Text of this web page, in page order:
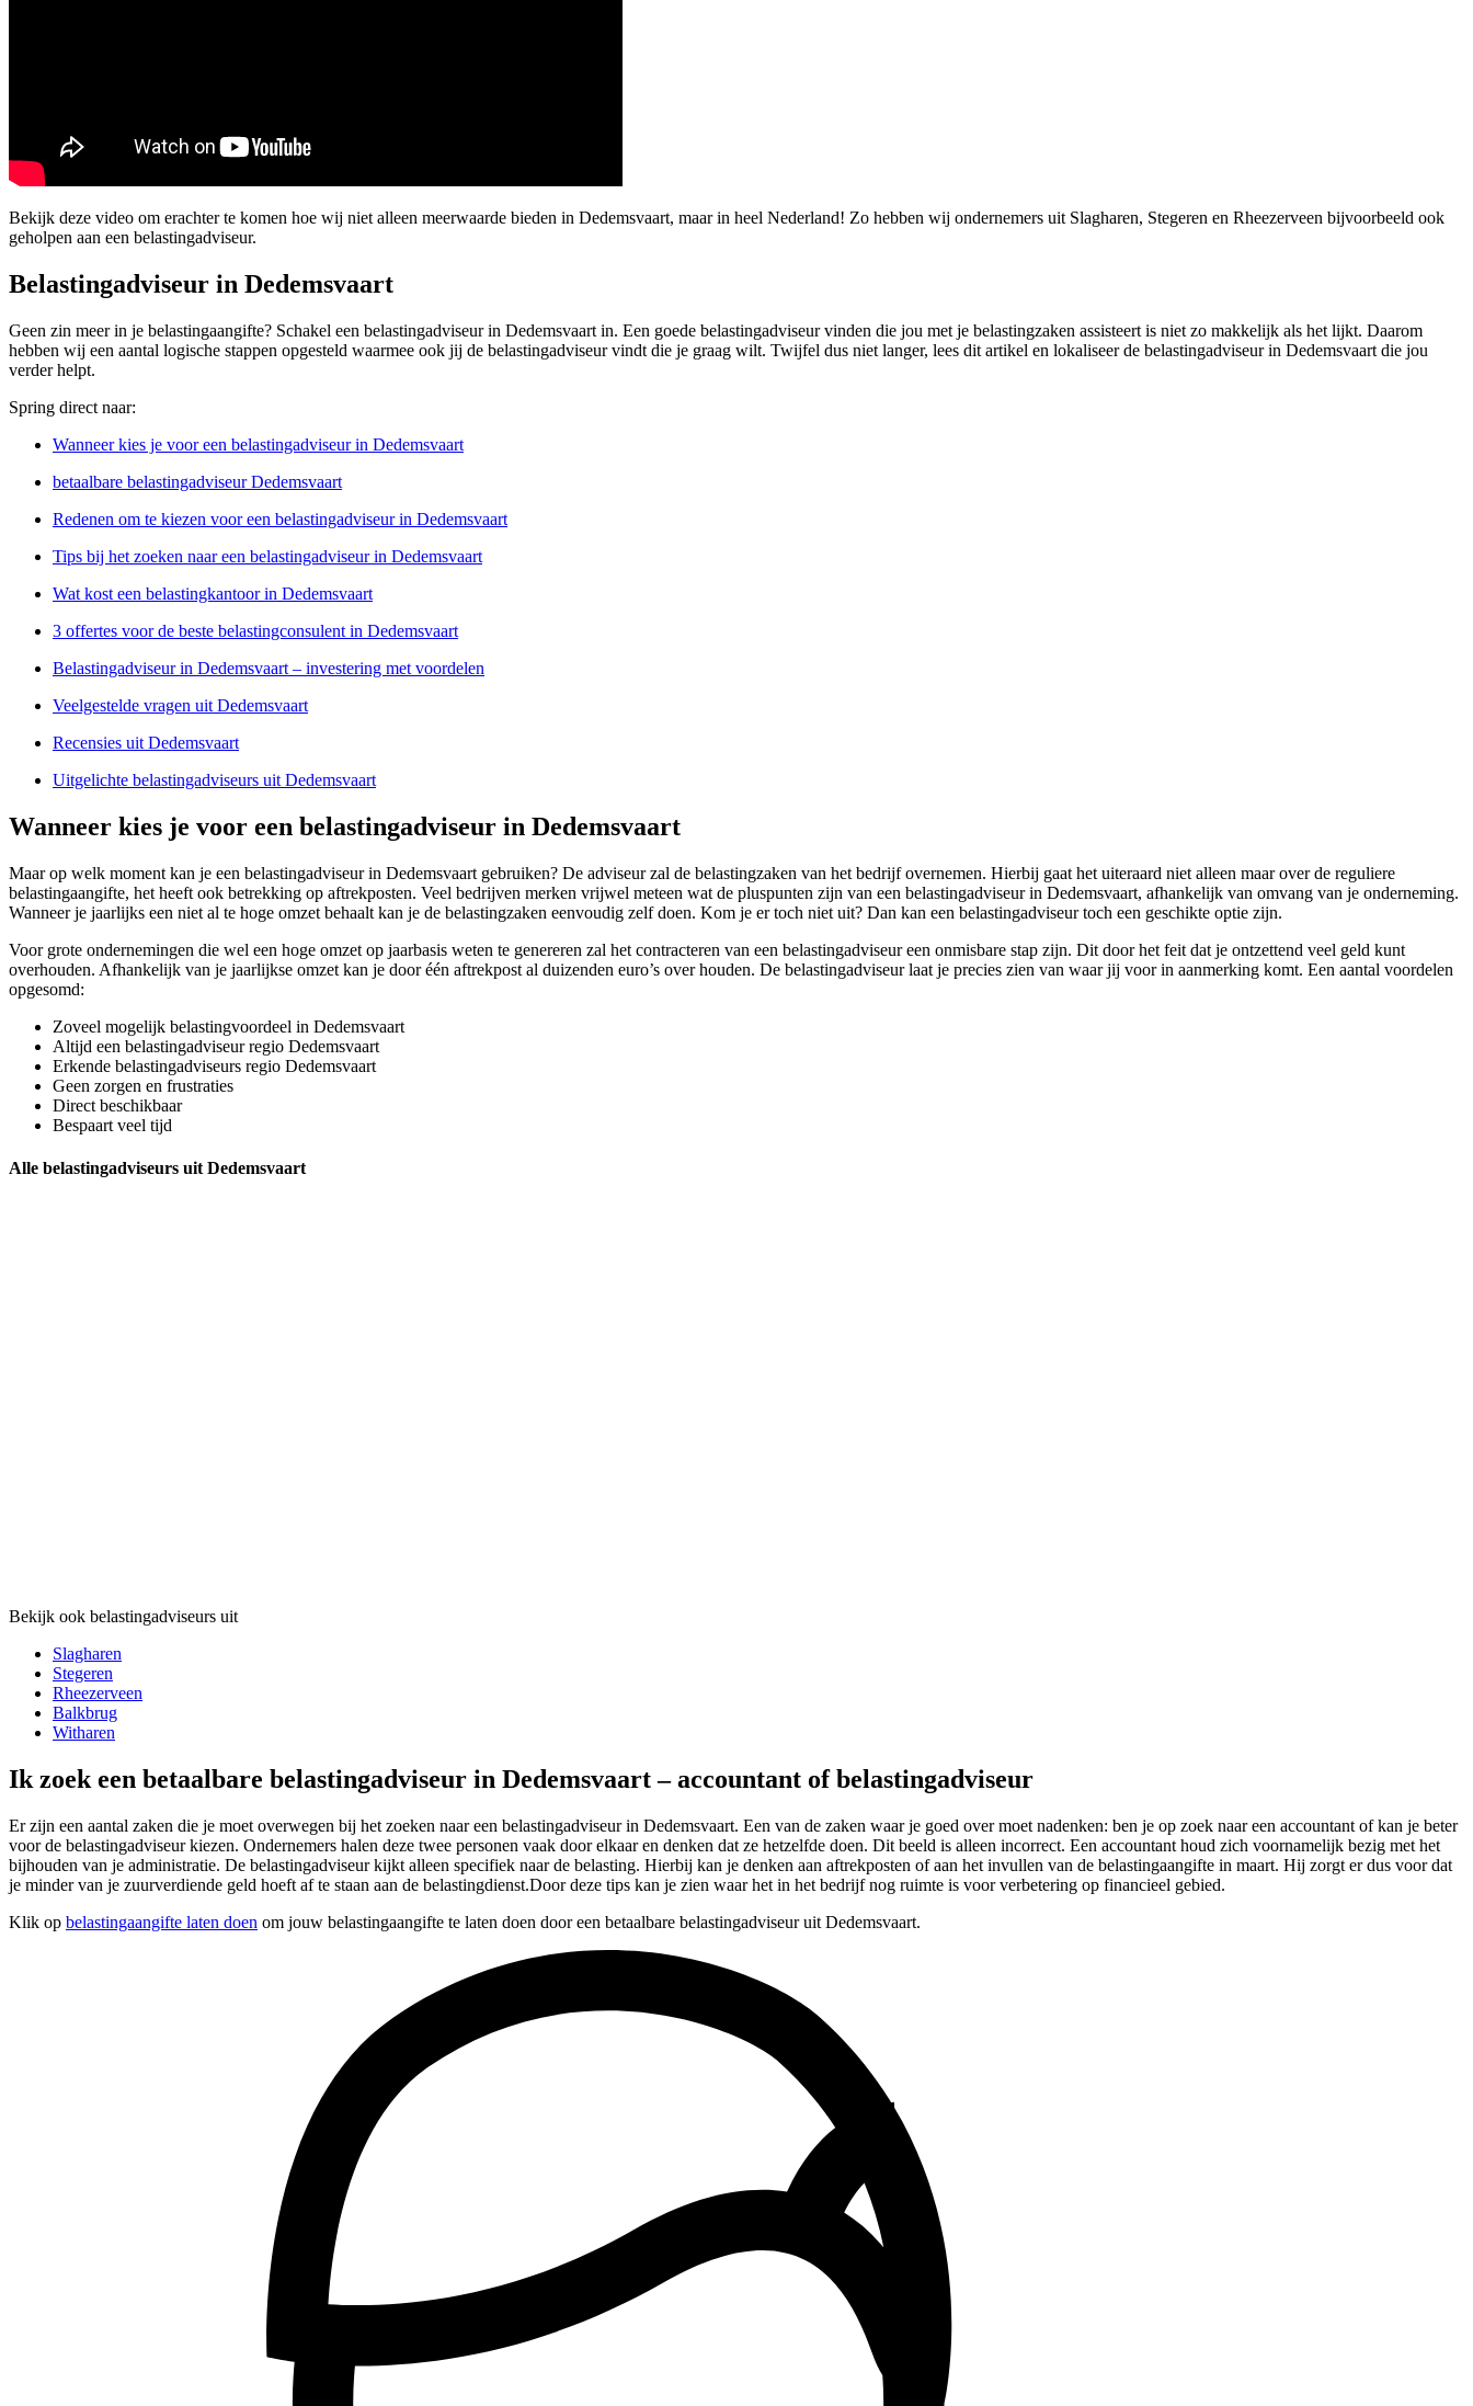
Bekijk deze video om erachter te komen hoe wij niet alleen meerwaarde bieden in Dedemsvaart, maar in heel Nederland! Zo hebben wij ondernemers uit Slagharen, Stegeren en Rheezerveen bijvoorbeeld ook
geholpen aan een belastingadviseur.
Belastingadviseur in Dedemsvaart
Geen zin meer in je belastingaangifte? Schakel een belastingadviseur in Dedemsvaart in. Een goede belastingadviseur vinden die jou met je belastingzaken assisteert is niet zo makkelijk als het lijkt. Daarom
hebben wij een aantal logische stappen opgesteld waarmee ook jij de belastingadviseur vindt die je graag wilt. Twijfel dus niet langer, lees dit artikel en lokaliseer de belastingadviseur in Dedemsvaart die jou
verder helpt.
Spring direct naar:
Wanneer kies je voor een belastingadviseur in Dedemsvaart
betaalbare belastingadviseur Dedemsvaart
Redenen om te kiezen voor een belastingadviseur in Dedemsvaart
Tips bij het zoeken naar een belastingadviseur in Dedemsvaart
Wat kost een belastingkantoor in Dedemsvaart
3 offertes voor de beste belastingconsulent in Dedemsvaart
Belastingadviseur in Dedemsvaart – investering met voordelen
Veelgestelde vragen uit Dedemsvaart
Recensies uit Dedemsvaart
Uitgelichte belastingadviseurs uit Dedemsvaart
Wanneer kies je voor een belastingadviseur in Dedemsvaart
Maar op welk moment kan je een belastingadviseur in Dedemsvaart gebruiken? De adviseur zal de belastingzaken van het bedrijf overnemen. Hierbij gaat het uiteraard niet alleen maar over de reguliere
belastingaangifte, het heeft ook betrekking op aftrekposten. Veel bedrijven merken vrijwel meteen wat de pluspunten zijn van een belastingadviseur in Dedemsvaart, afhankelijk van omvang van je onderneming.
Wanneer je jaarlijks een niet al te hoge omzet behaalt kan je de belastingzaken eenvoudig zelf doen. Kom je er toch niet uit? Dan kan een belastingadviseur toch een geschikte optie zijn.
Voor grote ondernemingen die wel een hoge omzet op jaarbasis weten te genereren zal het contracteren van een belastingadviseur een onmisbare stap zijn. Dit door het feit dat je ontzettend veel geld kunt
overhouden. Afhankelijk van je jaarlijkse omzet kan je door één aftrekpost al duizenden euro’s over houden. De belastingadviseur laat je precies zien van waar jij voor in aanmerking komt. Een aantal voordelen
opgesomd:
Zoveel mogelijk belastingvoordeel in Dedemsvaart
Altijd een belastingadviseur regio Dedemsvaart
Erkende belastingadviseurs regio Dedemsvaart
Geen zorgen en frustraties
Direct beschikbaar
Bespaart veel tijd
Alle belastingadviseurs uit Dedemsvaart
Bekijk ook belastingadviseurs uit
Slagharen
Stegeren
Rheezerveen
Balkbrug
Witharen
Ik zoek een betaalbare belastingadviseur in Dedemsvaart – accountant of belastingadviseur
Er zijn een aantal zaken die je moet overwegen bij het zoeken naar een belastingadviseur in Dedemsvaart. Een van de zaken waar je goed over moet nadenken: ben je op zoek naar een accountant of kan je beter
voor de belastingadviseur kiezen. Ondernemers halen deze twee personen vaak door elkaar en denken dat ze hetzelfde doen. Dit beeld is alleen incorrect. Een accountant houd zich voornamelijk bezig met het
bijhouden van je administratie. De belastingadviseur kijkt alleen specifiek naar de belasting. Hierbij kan je denken aan aftrekposten of aan het invullen van de belastingaangifte in maart. Hij zorgt er dus voor dat
je minder van je zuurverdiende geld hoeft af te staan aan de belastingdienst.Door deze tips kan je zien waar het in het bedrijf nog ruimte is voor verbetering op financieel gebied.
Klik op belastingaangifte laten doen om jouw belastingaangifte te laten doen door een betaalbare belastingadviseur uit Dedemsvaart.